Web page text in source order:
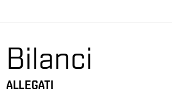
SEDI
Bilanci
ALLEGATI